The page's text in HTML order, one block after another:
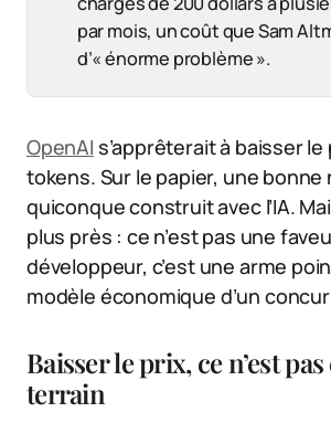
par mois, un coût que Sam
d’« énorme problème ».
OpenAI s’apprêterait à baisser le
tokens. Sur le papier, une bonne
quiconque construit avec l’IA.
plus près : ce n’est pas une
développeur, c’est une arme
modèle économique d’un
Baisser le prix, ce n’est
terrain